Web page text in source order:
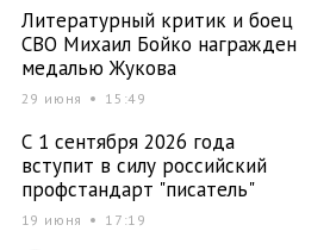
Литературный критик и боец
СВО Михаил Бойко награжден
медалью Жукова
29 июня 15:49
С 1 сентября 2026 года
вступит в силу российский
профстандарт "писатель"
19 июня 17:19